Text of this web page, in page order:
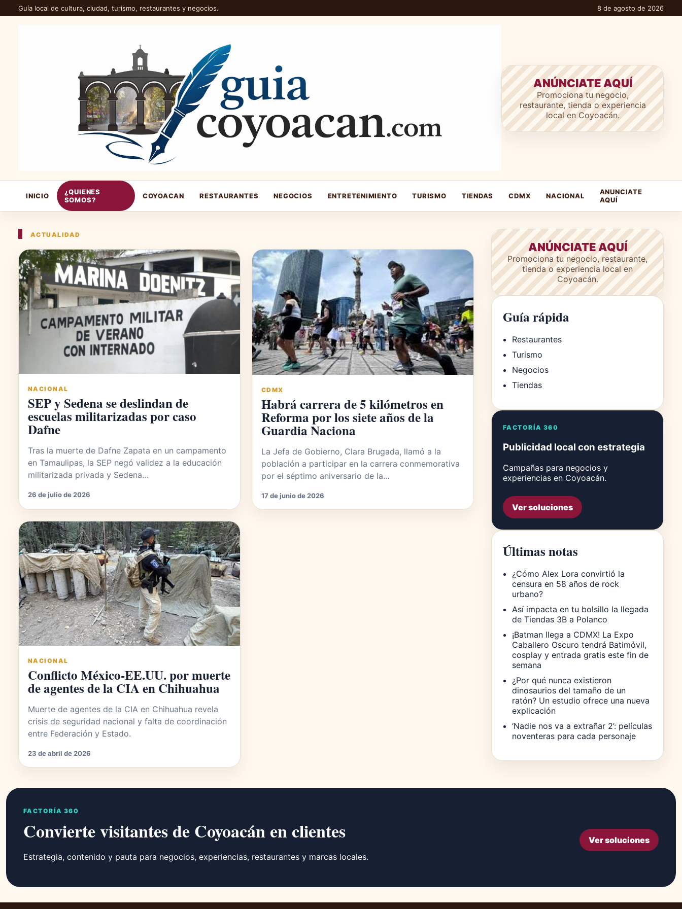
Guía local de cultura, ciudad, turismo, restaurantes y negocios. 8 de agosto de 2026
ANÚNCIATE AQUÍ
Promociona tu negocio,
restaurante, tienda o experiencia
local en Coyoacán.
INICIO
¿QUIENES
SOMOS?
COYOACAN RESTAURANTES NEGOCIOS ENTRETENIMIENTO TURISMO TIENDAS CDMX NACIONAL
ANUNCIATE
AQUÍ
ACTUALIDAD
NACIONAL
SEP y Sedena se deslindan de
escuelas militarizadas por caso
Dafne
Tras la muerte de Dafne Zapata en un campamento
en Tamaulipas, la SEP negó validez a la educación
militarizada privada y Sedena…
26 de julio de 2026
CDMX
Habrá carrera de 5 kilómetros en
Reforma por los siete años de la
Guardia Naciona
La Jefa de Gobierno, Clara Brugada, llamó a la
población a participar en la carrera conmemorativa
por el séptimo aniversario de la…
17 de junio de 2026
NACIONAL
Conflicto México-EE.UU. por muerte
de agentes de la CIA en Chihuahua
Muerte de agentes de la CIA en Chihuahua revela
crisis de seguridad nacional y falta de coordinación
entre Federación y Estado.
23 de abril de 2026
ANÚNCIATE AQUÍ
Promociona tu negocio, restaurante,
tienda o experiencia local en
Coyoacán.
Guía rápida
Restaurantes
Turismo
Negocios
Tiendas
FACTORÍA 360
Publicidad local con estrategia
Campañas para negocios y
experiencias en Coyoacán.
Ver soluciones
Últimas notas
¿Cómo Alex Lora convirtió la
censura en 58 años de rock
urbano?
Así impacta en tu bolsillo la llegada
de Tiendas 3B a Polanco
¡Batman llega a CDMX! La Expo
Caballero Oscuro tendrá Batimóvil,
cosplay y entrada gratis este fin de
semana
¿Por qué nunca existieron
dinosaurios del tamaño de un
ratón? Un estudio ofrece una nueva
explicación
‘Nadie nos va a extrañar 2’: películas
noventeras para cada personaje
FACTORÍA 360
Convierte visitantes de Coyoacán en clientes
Estrategia, contenido y pauta para negocios, experiencias, restaurantes y marcas locales.
Ver soluciones